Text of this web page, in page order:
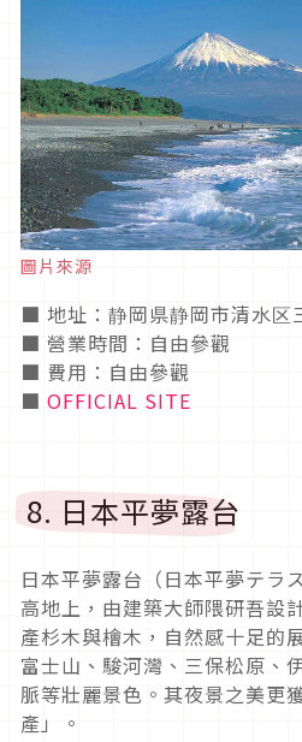
圖片來源
■ 地址：静岡県静岡市清水区
■ 營業時間：自由參觀
■ 費用：自由參觀
■ OFFICIAL SITE
8. 日本平夢露台
日本平夢露台（日本平夢テラ
高地上，由建築大師隈研吾設
產杉木與檜木，自然感十足的
富士山、駿河灣、三保松原、
脈等壯麗景色。其夜景之美更
產」。